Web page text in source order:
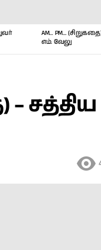
AM… PM…
எம். வேலு
சத்திய